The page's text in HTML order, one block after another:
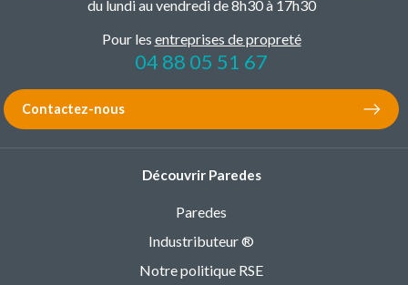
du lundi au vendredi de 8h30 à 17h30
Pour les entreprises de propreté
04 88 05 51 67
Contactez-nous
Découvrir Paredes
Paredes
Industributeur ®
Notre politique RSE